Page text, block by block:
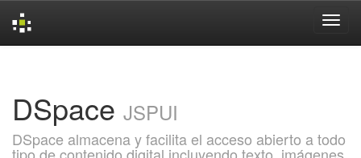
DSpace JSPUI
DSpace almacena y facilita el acceso abierto a todo